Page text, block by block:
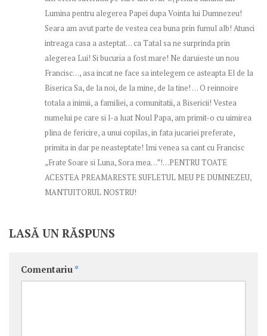
Lumina pentru alegerea Papei dupa Vointa lui Dumnezeu!
Seara am avut parte de vestea cea buna prin fumul alb! Atunci
intreaga casa a asteptat… ca Tatal sa ne surprinda prin
alegerea Lui! Si bucuria a fost mare! Ne daruieste un nou
Francisc…, asa incat ne face sa intelegem ce asteapta El de la
Biserica Sa, de la noi, de la mine, de la tine! … O reinnoire
totala a inimii, a familiei, a comunitatii, a Bisericii! Vestea
numelui pe care si l-a luat Noul Papa, am primit-o cu uimirea
plina de fericire, a unui copilas, in fata jucariei preferate,
primita in dar pe neasteptate! Imi venea sa cant cu Francisc
„Frate Soare si Luna, Sora mea…”!…PENTRU TOATE
ACESTEA PREAMARESTE SUFLETUL MEU PE DUMNEZEU,
MANTUITORUL NOSTRU!
LASĂ UN RĂSPUNS
Comentariu *